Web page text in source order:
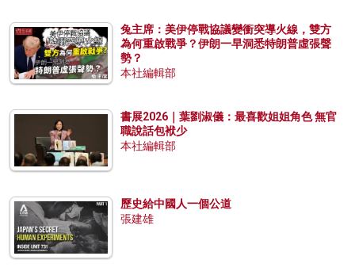
兔主席：美伊停戰協議變衝突導火線，雙方
為何重啟戰爭？伊朗一早洞悉特朗普虛張聲
勢？
本社編輯部
書展2026｜葉劉淑儀：最喜歡姐姐角色 無官
職說話包袱少
本社編輯部
歷史給中國人一個公道
張建雄